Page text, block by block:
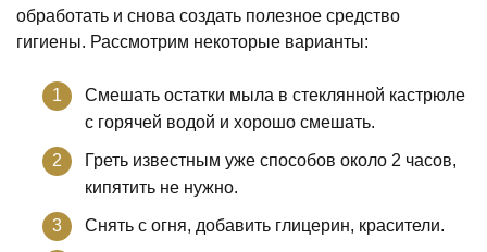
обработать и снова создать полезное средство
гигиены. Рассмотрим некоторые варианты:
Смешать остатки мыла в стеклянной кастрюле
с горячей водой и хорошо смешать.
Греть известным уже способов около 2 часов,
кипятить не нужно.
Снять с огня, добавить глицерин, красители.